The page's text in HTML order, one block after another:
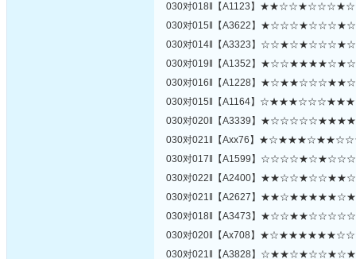
030对018‖【A1123】
030对015‖【A3622】
030对014‖【A3323】
030对019‖【A1352】
030对016‖【A1228】
030对015‖【A1164】
030对020‖【A3339】
030对021‖【Axx76】
030对017‖【A1599】
030对022‖【A2400】
030对021‖【A2627】
030对018‖【A3473】
030对020‖【Ax708】
030对021‖【A3828】